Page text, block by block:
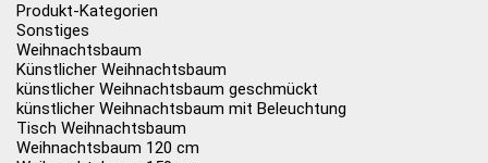
Produkt-Kategorien
Sonstiges
Weihnachtsbaum
Künstlicher Weihnachtsbaum
künstlicher Weihnachtsbaum geschmückt
künstlicher Weihnachtsbaum mit Beleuchtung
Tisch Weihnachtsbaum
Weihnachtsbaum 120 cm